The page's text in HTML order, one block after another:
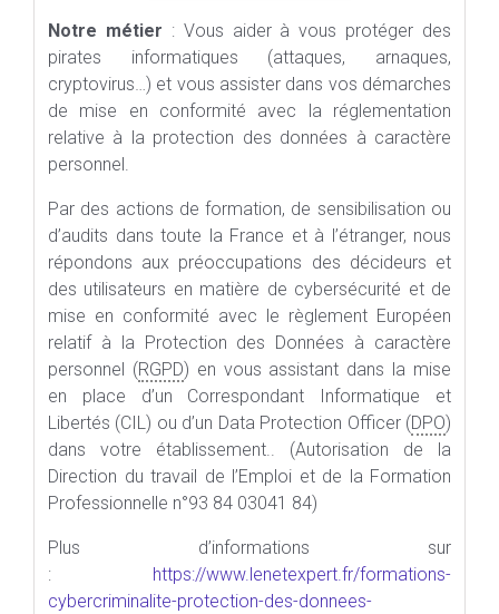
Notre métier : Vous aider à vous protéger des
pirates informatiques (attaques, arnaques,
cryptovirus…) et vous assister dans vos démarches
de mise en conformité avec la réglementation
relative à la protection des données à caractère
personnel.
Par des actions de formation, de sensibilisation ou
d’audits dans toute la France et à l’étranger, nous
répondons aux préoccupations des décideurs et
des utilisateurs en matière de cybersécurité et de
mise en conformité avec le règlement Européen
relatif à la Protection des Données à caractère
personnel (RGPD) en vous assistant dans la mise
en place d’un Correspondant Informatique et
Libertés (CIL) ou d’un Data Protection Officer (DPO)
dans votre établissement.. (Autorisation de la
Direction du travail de l’Emploi et de la Formation
Professionnelle n°93 84 03041 84)
Plus d’informations sur
:
https://www.lenetexpert.fr/formations-
cybercriminalite-protection-des-donnees-